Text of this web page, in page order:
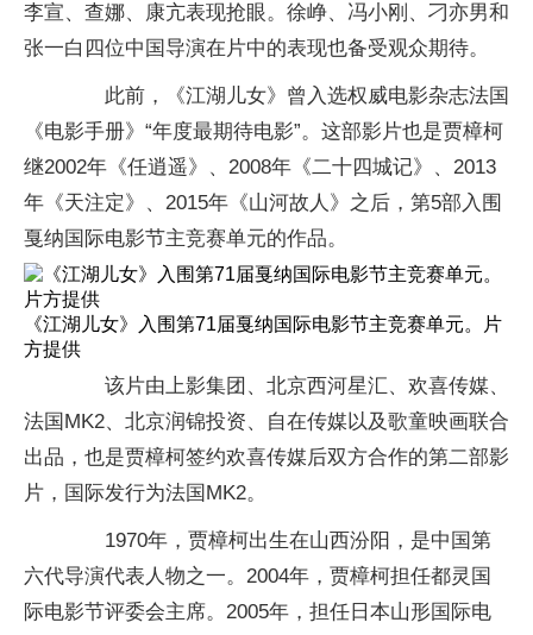
李宣、查娜、康亢表现抢眼。徐峥、冯小刚、刁亦男和
张一白四位中国导演在片中的表现也备受观众期待。
此前，《江湖儿女》曾入选权威电影杂志法国
《电影手册》“年度最期待电影”。这部影片也是贾樟柯
继2002年《任逍遥》、2008年《二十四城记》、2013
年《天注定》、2015年《山河故人》之后，第5部入围
戛纳国际电影节主竞赛单元的作品。
《江湖儿女》入围第71届戛纳国际电影节主竞赛单元。片
方提供
该片由上影集团、北京西河星汇、欢喜传媒、
法国MK2、北京润锦投资、自在传媒以及歌童映画联合
出品，也是贾樟柯签约欢喜传媒后双方合作的第二部影
片，国际发行为法国MK2。
1970年，贾樟柯出生在山西汾阳，是中国第
六代导演代表人物之一。2004年，贾樟柯担任都灵国
际电影节评委会主席。2005年，担任日本山形国际电